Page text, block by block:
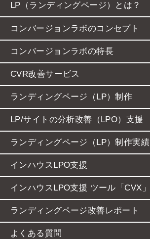
LP（ランディングページ）とは？
コンバージョンラボのコンセプト
コンバージョンラボの特長
CVR改善サービス
ランディングページ（LP）制作
LP/サイトの分析改善（LPO）支援
ランディングページ（LP）制作実績
インハウスLPO支援
インハウスLPO支援 ツール「CVX」
ランディングページ改善レポート
よくある質問